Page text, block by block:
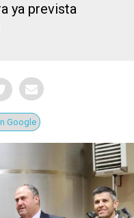
ya prevista
Google